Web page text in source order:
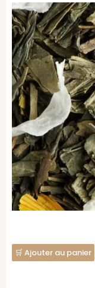
Ajouter au panier